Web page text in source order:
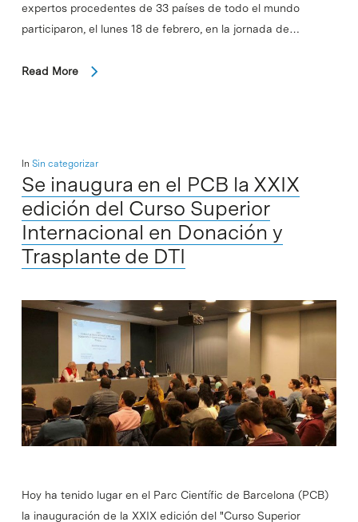
expertos procedentes de 33 países de todo el mundo
participaron, el lunes 18 de febrero, en la jornada de…
Read More
In Sin categorizar
Se inaugura en el PCB la XXIX
edición del Curso Superior
Internacional en Donación y
Trasplante de DTI
Hoy ha tenido lugar en el Parc Científic de Barcelona (PCB)
la inauguración de la XXIX edición del "Curso Superior